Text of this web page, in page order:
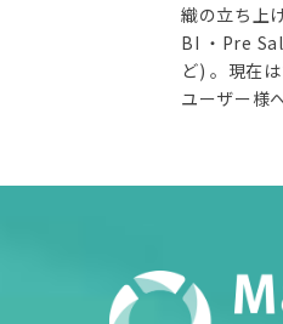
織の立ち上
BI ・Pre
ど) 。現在
ユーザー様